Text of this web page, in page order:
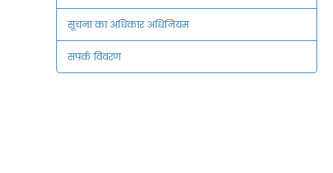
सूचना का अधिकार अधिनियम
संपर्क विवरण